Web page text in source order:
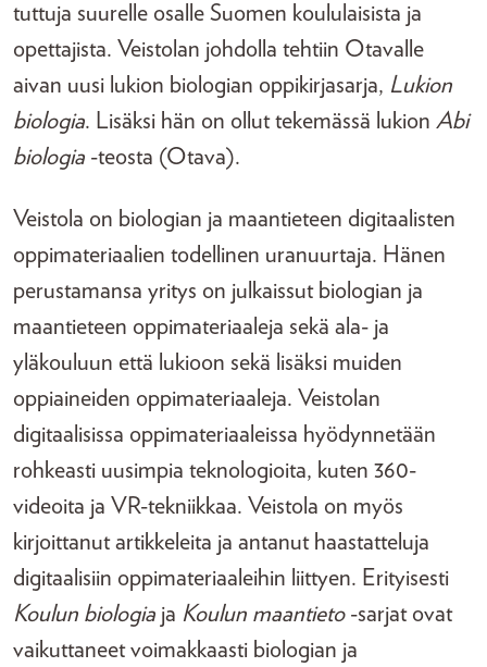
tuttuja suurelle osalle Suomen koululaisista ja
opettajista. Veistolan johdolla tehtiin Otavalle
aivan uusi lukion biologian oppikirjasarja, Lukion
biologia. Lisäksi hän on ollut tekemässä lukion Abi
biologia -teosta (Otava).
Veistola on biologian ja maantieteen digitaalisten
oppimateriaalien todellinen uranuurtaja. Hänen
perustamansa yritys on julkaissut biologian ja
maantieteen oppimateriaaleja sekä ala- ja
yläkouluun että lukioon sekä lisäksi muiden
oppiaineiden oppimateriaaleja. Veistolan
digitaalisissa oppimateriaaleissa hyödynnetään
rohkeasti uusimpia teknologioita, kuten 360-
videoita ja VR-tekniikkaa. Veistola on myös
kirjoittanut artikkeleita ja antanut haastatteluja
digitaalisiin oppimateriaaleihin liittyen. Erityisesti
Koulun biologia ja Koulun maantieto-sarjat ovat
vaikuttaneet voimakkaasti biologian ja